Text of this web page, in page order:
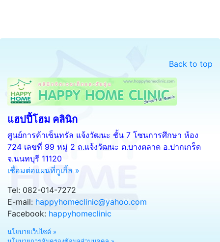
Back to top
แฮปปี้โฮม คลินิก
ศูนย์การค้าเซ็นทรัล แจ้งวัฒนะ ชั้น 7 โซนการศึกษา ห้อง
724 เลขที่ 99 หมู่ 2 ถ.แจ้งวัฒนะ ต.บางตลาด อ.ปากเกร็ด
จ.นนทบุรี 11120
เชื่อมต่อแผนที่กูเกิ้ล »
Tel: 082-014-7272
E-mail: happyhomeclinic@yahoo.com
Facebook: happyhomeclinic
นโยบายเว็บไซต์ »